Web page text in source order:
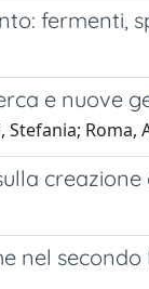
fermenti,
e nuove
Stefania; Roma,
nel